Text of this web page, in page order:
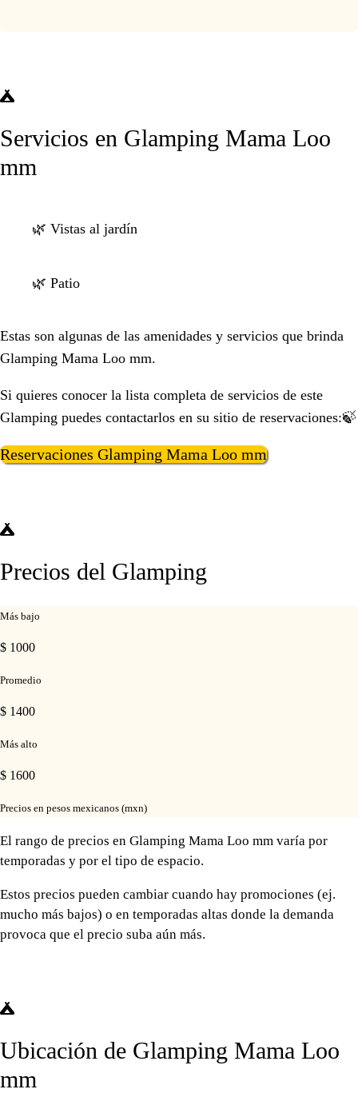
Servicios en Glamping Mama Loo
mm
🌿 Vistas al jardín
🌿 Patio
Estas son algunas de las amenidades y servicios que brinda
Glamping Mama Loo mm.
Si quieres conocer la lista completa de servicios de este
Glamping puedes contactarlos en su sitio de reservaciones:🍃
Reservaciones Glamping Mama Loo mm
Precios del Glamping
Más bajo
$ 1000
Promedio
$ 1400
Más alto
$ 1600
Precios en pesos mexicanos (mxn)
El rango de precios en Glamping Mama Loo mm varía por
temporadas y por el tipo de espacio.
Estos precios pueden cambiar cuando hay promociones (ej.
mucho más bajos) o en temporadas altas donde la demanda
provoca que el precio suba aún más.
Ubicación de Glamping Mama Loo
mm